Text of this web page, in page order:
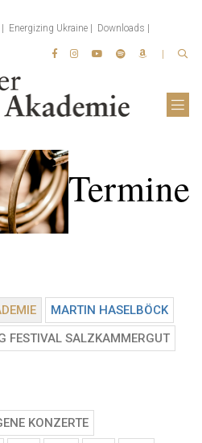
Energizing Ukraine Downloads
Termine
MARTIN HASELBÖCK
FESTIVAL SALZKAMMERGUT
KONZERTE